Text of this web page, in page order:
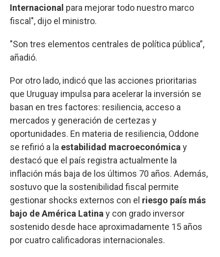
Internacional para mejorar todo nuestro marco
fiscal", dijo el ministro.
"Son tres elementos centrales de política pública”,
añadió.
Por otro lado, indicó que las acciones prioritarias
que Uruguay impulsa para acelerar la inversión se
basan en tres factores: resiliencia, acceso a
mercados y generación de certezas y
oportunidades. En materia de resiliencia, Oddone
se refirió a la estabilidad macroeconómica y
destacó que el país registra actualmente la
inflación más baja de los últimos 70 años. Además,
sostuvo que la sostenibilidad fiscal permite
gestionar shocks externos con el riesgo país más
bajo de América Latina y con grado inversor
sostenido desde hace aproximadamente 15 años
por cuatro calificadoras internacionales.